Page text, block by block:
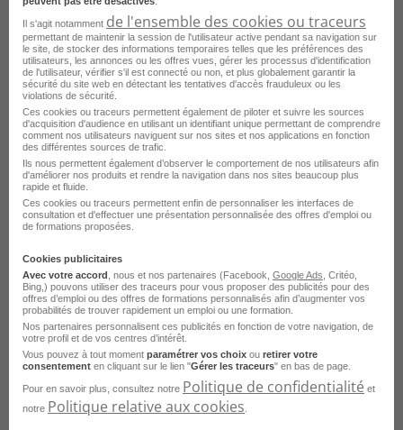
Boulogne-Billancourt - 92
CDI
Télétravail accepté
ODAS CONSEIL
Publié le 3 août 2026
Je postule
Chargé de Recouvrement H/F
Boulogne-Billancourt - 92
CDI
Télétravail accepté
Voluntae
Publié le 2 août 2026
Il s'agit notamment de l'ensemble des cookies ou traceurs
permettant de maintenir la session de l'utilisateur active pendant sa navigation sur
le site, de stocker des informations temporaires telles que les préférences des
utilisateurs, les annonces ou les offres vues, gérer les processus d'identification
de l'utilisateur, vérifier s'il est connecté ou non, et plus globalement garantir la
sécurité du site web en détectant les tentatives d'accès frauduleux ou les
violations de sécurité.
Ces cookies ou traceurs permettent également de piloter et suivre les sources
d'acquisition d'audience en utilisant un identifiant unique permettant de comprendre
comment nos utilisateurs naviguent sur nos sites et nos applications en fonction
des différentes sources de trafic.
Ils nous permettent également d’observer le comportement de nos utilisateurs afin
d'améliorer nos produits et rendre la navigation dans nos sites beaucoup plus
rapide et fluide.
Ces cookies ou traceurs permettent enfin de personnaliser les interfaces de
consultation et d'effectuer une présentation personnalisée des offres d'emploi ou
de formations proposées.
Cookies publicitaires
Avec votre accord , nous et nos partenaires (Facebook, Google Ads , Critéo,
Bing,) pouvons utiliser des traceurs pour vous proposer des publicités pour des
offres d’emploi ou des offres de formations personnalisés afin d’augmenter vos
probabilités de trouver rapidement un emploi ou une formation.
Nos partenaires personnalisent ces publicités en fonction de votre navigation, de
votre profil et de vos centres d’intérêt.
Vous pouvez à tout moment paramétrer vos choix ou retirer votre
consentement en cliquant sur le lien "Gérer les traceurs" en bas de page.
Pour en savoir plus, consultez notre Politique de confidentialité et
notre Politique relative aux cookies